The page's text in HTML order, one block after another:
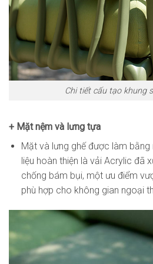
Chi tiết cấu tạo khung
+ Mặt nệm và lưng tựa
Mặt và lưng ghế được làm
liệu hoàn thiện là vải Acrylic đã
chống bám bụi, một ưu điểm
phù hợp cho không gian ngoại